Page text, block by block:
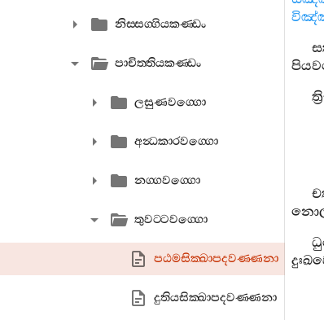
නිස‍්සග‍්ගියකණ‍්ඩං
පාචිත‍්තියකණ‍්ඩං
ලසුණවග‍්ගො
අන්‍ධකාරවග‍්ගො
නග‍්ගවග‍්ගො
තුවට‍්ටවග‍්ගො
පඨමසික‍්ඛාපදවණ‍්ණනා
දුතියසික‍්ඛාපදවණ‍්ණනා